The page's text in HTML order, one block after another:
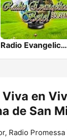
Radio Evangelica Betel
Viva en
de San
Radio